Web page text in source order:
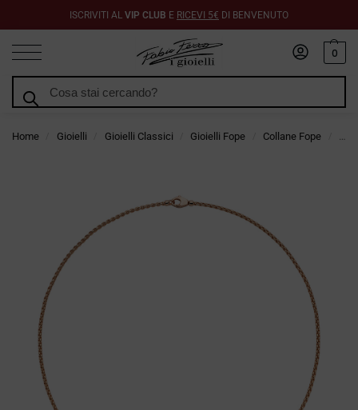
ISCRIVITI AL VIP CLUB E RICEVI 5€ DI BENVENUTO
0
Home Gioielli Gioielli Classici Gioielli Fope Collane Fope